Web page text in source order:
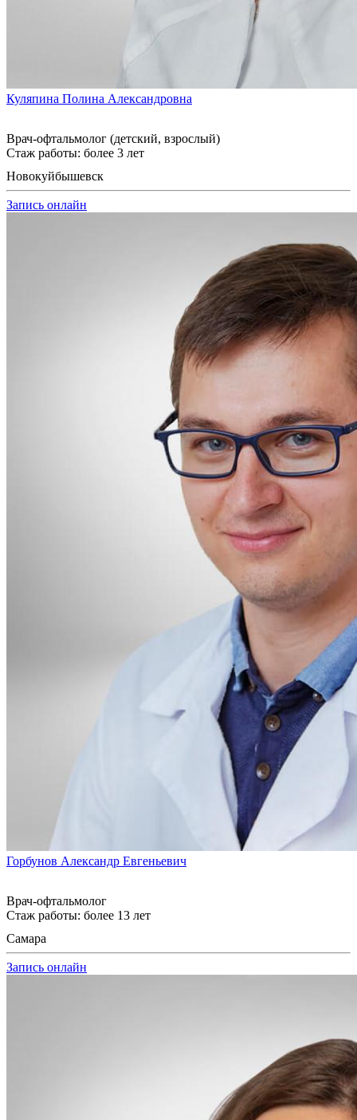
Куляпина Полина Александровна
Врач-офтальмолог (детский, взрослый)
Стаж работы: более 3 лет
Новокуйбышевск
Запись онлайн
Горбунов Александр Евгеньевич
Врач-офтальмолог
Стаж работы: более 13 лет
Самара
Запись онлайн